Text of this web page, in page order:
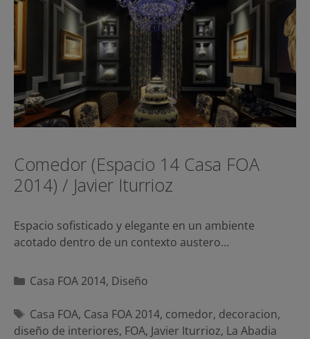
Comedor (Espacio 14 Casa FOA
2014) / Javier Iturrioz
Espacio sofisticado y elegante en un ambiente
acotado dentro de un contexto austero…
Categorías
Casa FOA 2014, Diseño
Etiquetas
Casa FOA, Casa FOA 2014, comedor, decoracion,
diseño de interiores, FOA, Javier Iturrioz, La Abadia